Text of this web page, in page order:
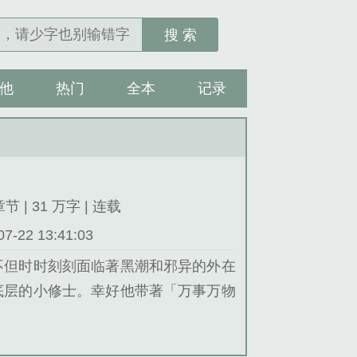
搜 索
热门 全本 记录
节 | 31 万字 | 连载
22 13:41:03
时时刻刻面临著黑潮和邪异的外在
的小修士。幸好他带著「万事万物